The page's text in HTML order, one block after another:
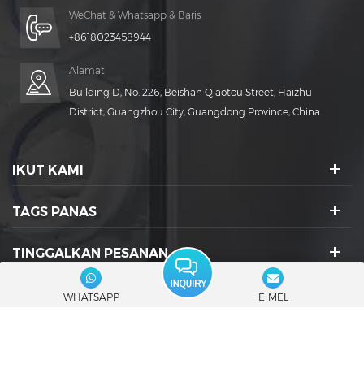
WeChat & Whatsapp & Baris
+8618023458944
Alamat
Building D, No. 226, Beishan Qiaotou Street, Haizhu
District, Guangzhou City, Guangdong Province, China
IKUT KAMI
TAGS PANAS
TINGGALKAN PESANAN
IKON SOSIAL :
WHATSAPP E-MEL